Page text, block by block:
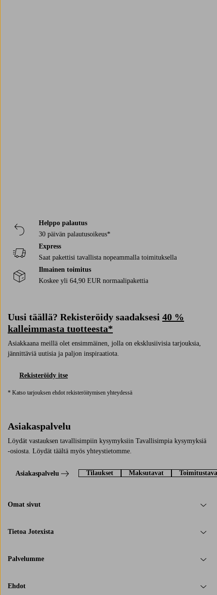
Helppo palautus
30 päivän palautusoikeus*
Express
Saat pakettisi tavallista nopeammalla toimituksella
Ilmainen toimitus
Koskee yli 64,90 EUR normaalipakettia
Uusi täällä? Rekisteröidy saadaksesi 40 %
kalleimmasta tuotteesta*
Asiakkaana meillä olet ensimmäinen, jolla on eksklusiivisia tarjouksia,
jännittäviä uutisia ja paljon inspiraatiota.
Rekisteröidy itse
* Katso tarjouksen ehdot rekisteröitymisen yhteydessä
Asiakaspalvelu
Löydät vastauksen tavallisimpiin kysymyksiin Tavallisimpia kysymyksiä
-osiosta. Löydät täältä myös yhteystietomme.
Asiakaspalvelu Tilaukset Maksutavat
Omat sivut
Tietoa Jotexista
Palvelumme
Ehdot